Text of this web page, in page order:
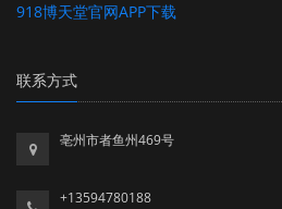
918博天堂官网APP下载
联系方式
亳州市者鱼州469号
+13594780188